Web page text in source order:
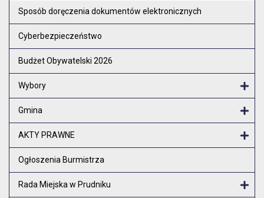
Sposób doręczenia dokumentów elektronicznych
Cyberbezpieczeństwo
Budżet Obywatelski 2026
Wybory
Gmina
AKTY PRAWNE
Ogłoszenia Burmistrza
Rada Miejska w Prudniku